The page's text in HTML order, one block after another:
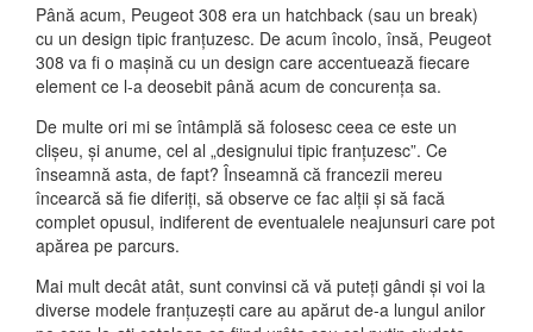
Până acum, Peugeot 308 era un hatchback (sau un break)
cu un design tipic franțuzesc. De acum încolo, însă, Peugeot
308 va fi o mașină cu un design care accentuează fiecare
element ce l-a deosebit până acum de concurența sa.
De multe ori mi se întâmplă să folosesc ceea ce este un
clișeu, și anume, cel al „designului tipic franțuzesc”. Ce
înseamnă asta, de fapt? Înseamnă că francezii mereu
încearcă să fie diferiți, să observe ce fac alții și să facă
complet opusul, indiferent de eventualele neajunsuri care pot
apărea pe parcurs.
Mai mult decât atât, sunt convinsi că vă puteți gândi și voi la
diverse modele franțuzești care au apărut de-a lungul anilor